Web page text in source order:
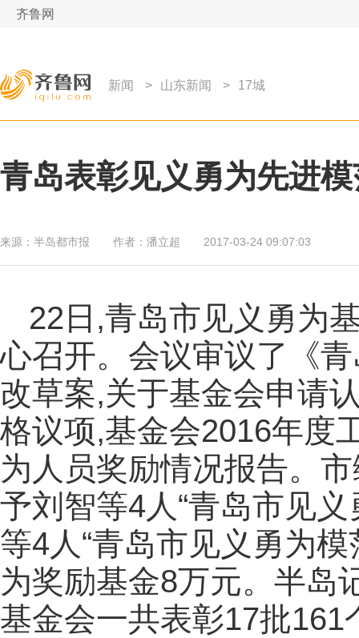
齐鲁网
新闻 > 山东新闻 > 17城
青岛表彰见义勇为先进
来源： 半岛都市报 作者： 潘立超 2017-03-24 09:07:03
22日,青岛市见义勇为
心召开。会议审议了《
改草案,关于基金会申请
格议项,基金会2016年度
为人员奖励情况报告。
予刘智等4人“青岛市见
等4人“青岛市见义勇为
为奖励基金8万元。半岛
基金会一共表彰17批